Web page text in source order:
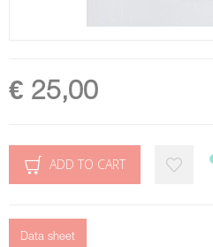
€ 25,00
ADD TO CART
Data sheet